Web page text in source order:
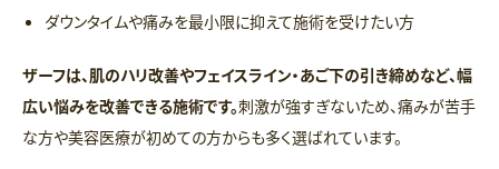
ダウンタイムや痛みを最小限に抑えて施術を受けたい方
ザーフは、肌のハリ改善やフェイスライン・あご下の引き締めなど、幅
広い悩みを改善できる施術です。刺激が強すぎないため、痛みが苦手
な方や美容医療が初めての方からも多く選ばれています。